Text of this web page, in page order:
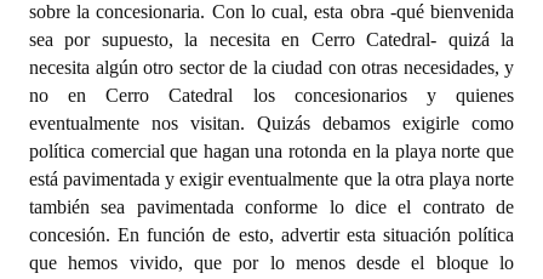
sobre la concesionaria. Con lo cual, esta obra -qué bienvenida
sea por supuesto, la necesita en Cerro Catedral- quizá la
necesita algún otro sector de la ciudad con otras necesidades, y
no en Cerro Catedral los concesionarios y quienes
eventualmente nos visitan. Quizás debamos exigirle como
política comercial que hagan una rotonda en la playa norte que
está pavimentada y exigir eventualmente que la otra playa norte
también sea pavimentada conforme lo dice el contrato de
concesión. En función de esto, advertir esta situación política
que hemos vivido, que por lo menos desde el bloque lo